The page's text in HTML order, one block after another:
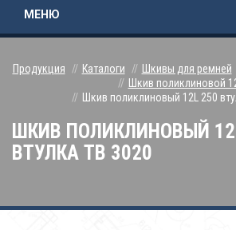
МЕНЮ
Продукция Каталоги Шкивы для ремней
Шкив поликлиновой
Шкив поликлиновый 12L 250
ШКИВ ПОЛИКЛИНОВЫЙ
ВТУЛКА ТВ 3020